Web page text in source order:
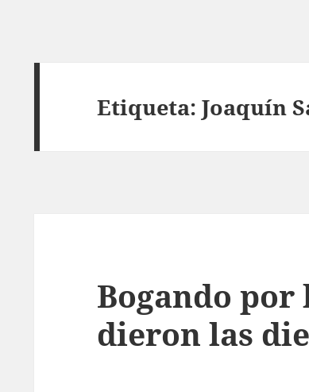
Etiqueta:Joaquín
Bogando por
dieron las